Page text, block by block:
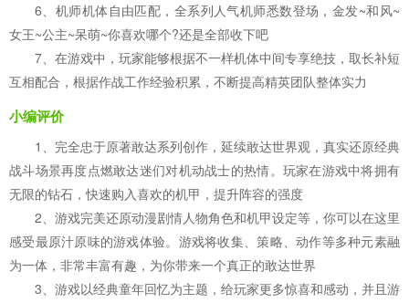
6、机师机体自由匹配，全系列人气机师悉数登场，金发~和风~
女王~公主~呆萌~你喜欢哪个?还是全部收下吧
7、在游戏中，玩家能够根据不一样机体中间专享绝技，取长补短
互相配合，根据作战工作经验积累，不断提高精英团队整体实力
小编评价
1、完全忠于原著敢达系列创作，延续敢达世界观，真实还原经典
战斗场景再度点燃敢达迷们对机动战士的热情。玩家在游戏中将拥有
无限的钻石，快速购入喜欢的机甲，提升阵容的强度
2、游戏完美还原动漫剧情人物角色和机甲设定等，你可以在这里
感受最原汁原味的游戏体验。游戏将收集、策略、动作等多种元素融
为一体，非常丰富有趣，为你带来一个真正的敢达世界
3、游戏以经典童年回忆为主题，给玩家更多惊喜和感动，并且游